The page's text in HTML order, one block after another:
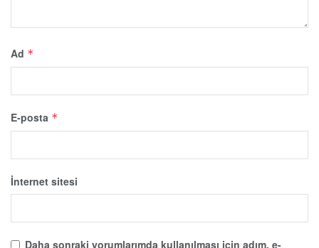
Ad *
E-posta *
İnternet sitesi
Daha sonraki yorumlarımda kullanılması için adım, e-